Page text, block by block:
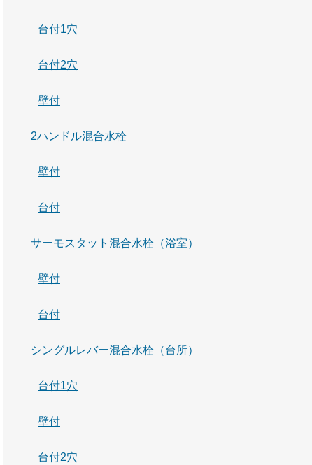
台付1穴
台付2穴
壁付
2ハンドル混合水栓
壁付
台付
サーモスタット混合水栓（浴室）
壁付
台付
シングルレバー混合水栓（台所）
台付1穴
壁付
台付2穴